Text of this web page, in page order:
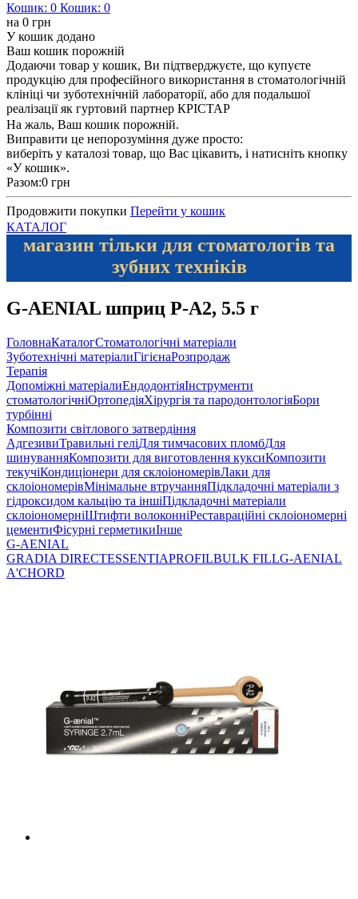
Кошик: 0 Кошик: 0
на 0 грн
У кошик додано
Ваш кошик порожній
Додаючи товар у кошик, Ви підтверджуєте, що купуєте
продукцію для професійного використання в стоматологічній
клініці чи зуботехнічній лабораторії, або для подальшої
реалізації як гуртовий партнер КРІСТАР
На жаль, Ваш кошик порожній.
Виправити це непорозуміння дуже просто:
виберіть у каталозі товар, що Вас цікавить, і натисніть кнопку
«У кошик».
Разом:0 грн
Продовжити покупки Перейти у кошик
КАТАЛОГ
магазин тільки для стоматологів та
зубних техніків
G-AENIAL шприц P-A2, 5.5 г
ГоловнаКаталогСтоматологічні матеріали
Зуботехнічні матеріалиГігієнаРозпродаж
Терапія
Допоміжні матеріалиЕндодонтіяІнструменти
стоматологічніОртопедіяХірургія та пародонтологіяБори
турбінні
Композити світлового затвердіння
АдгезивиТравильні геліДля тимчасових пломбДля
шинуванняКомпозити для виготовлення куксиКомпозити
текучіКондиціонери для склоіономерівЛаки для
склоіономерівМінімальне втручанняПідкладочні матеріали з
гідроксидом кальцію та іншіПідкладочні матеріали
склоіономерніШтифти волоконніРеставраційні склоіономерні
цементиФісурні герметикиІнше
G-AENIAL
GRADIA DIRECTESSENTIAPROFILBULK FILLG-AENIAL
A'CHORD